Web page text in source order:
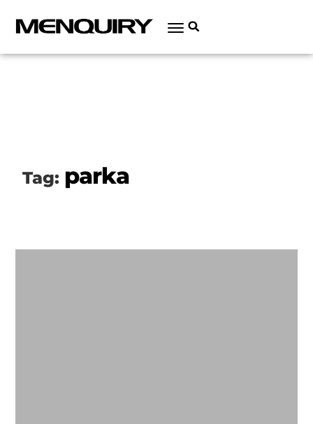
Tag: parka